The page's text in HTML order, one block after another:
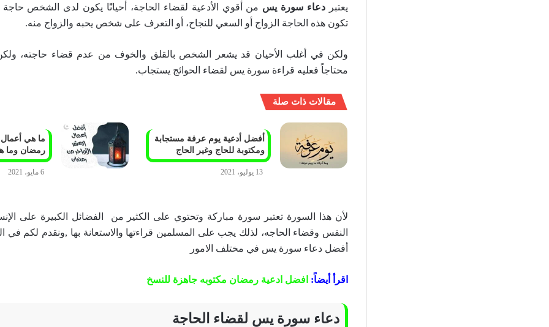
يعتبر دعاء سورة يس من أقوي الأدعية لقضاء الحاجة، أحيانًا يكون لدى الشخص حاجة
تكون هذه الحاجة الزواج أو السعي للنجاح، أو التعرف على شخص يحبه والزواج منه.
ولكن في أغلب الأحيان قد يشعر الشخص بالقلق والخوف من عدم قضاء حاجته،
محتاجاً فعليه قراءة سورة يس لقضاء الحوائج يستجاب.
مقالات ذات صلة
أفضل أدعية يوم عرفة مستجابة
ومكتوبة للحاج وغير الحاج
13 يوليو، 2021
ما هي
رمضان وما
6 مايو، 2021
لأن هذا السورة تعتبر سورة مباركة وتحتوي على الكثير من الفضائل الكبيرة على
النفس وقضاء الحاجه، لذلك يجب على المسلمين قراءتها والاستعانة بها ,ونقدم لكم في
أفضل دعاء سورة يس في مختلف الامور
اقرأ أيضاً: افضل ادعية رمضان مكتوبه جاهزة للنسخ
دعاء سورة يس لقضاء الحاجة